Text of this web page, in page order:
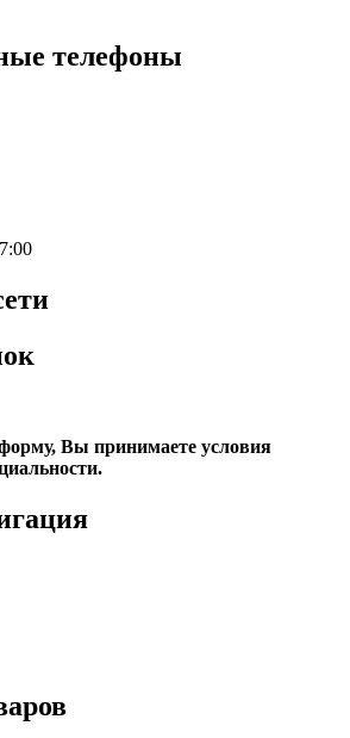
телефоны
Вы принимаете условия